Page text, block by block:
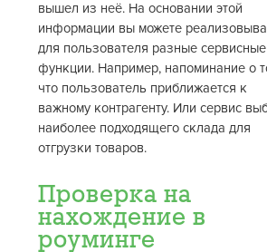
вышел из неё. На основании этой
информации вы можете
для пользователя разные сервисные
функции. Например, напоминание о
что пользователь приближается к
важному контрагенту. Или сервис
наиболее подходящего склада для
отгрузки товаров.
Проверка на
нахождение в
роуминге